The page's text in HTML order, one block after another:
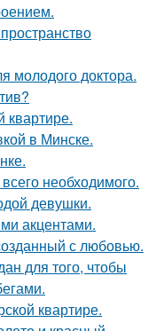
молодого доктора.
квартире.
в Минске.
необходимого.
девушки.
акцентами.
с любовью.
для того, чтобы
квартире.